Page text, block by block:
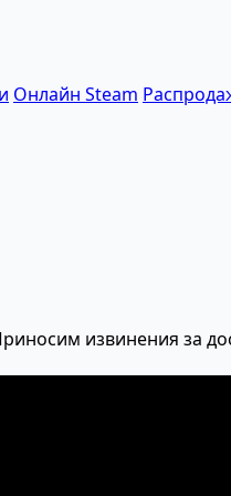
Онлайн Steam
извинения за